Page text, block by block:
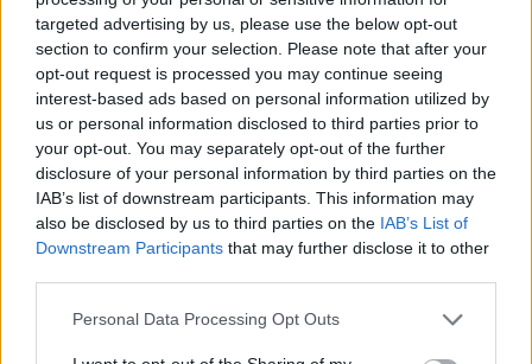
targeted advertising by us, please use the below opt-out
section to confirm your selection. Please note that after your
opt-out request is processed you may continue seeing
interest-based ads based on personal information utilized by
us or personal information disclosed to third parties prior to
your opt-out. You may separately opt-out of the further
disclosure of your personal information by third parties on the
IAB’s list of downstream participants. This information may
also be disclosed by us to third parties on the IAB’s List of
Downstream Participants that may further disclose it to other
Please note that this website/app uses one or more Google
Personal Data Processing Opt Outs
intricata e ricca di dettagli.
La seconda stagione di Fallout non solo riporta i fan
nel cuore di New Vegas, ma arricchisce
l’esperienza con riferimenti e citazioni che la
rendono ancora più coinvolgente. Si attende con
interesse l’evoluzione delle prossime puntate e le
sorprese che riserveranno.